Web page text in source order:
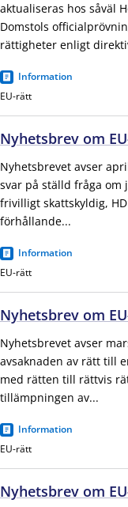
aktualiseras hos såväl
Domstols
rättigheter enligt
Information
EU-rätt
Nyhetsbrev om
Nyhetsbrevet avser
svar på ställd fråga om
frivilligt skattskyldig,
förhållande...
Information
EU-rätt
Nyhetsbrev om
Nyhetsbrevet avser
avsaknaden av rätt till
med rätten till rättvis
tillämpningen av...
Information
EU-rätt
Nyhetsbrev om